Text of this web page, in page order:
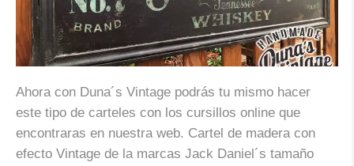
Ahora con Duna´s Vintage podrás tu mismo hacer
este tipo de carteles con los cursillos online que
encontraras en nuestra web. Cartel de madera con
efecto Vintage de la marcas Jack Daniel´s tamaño